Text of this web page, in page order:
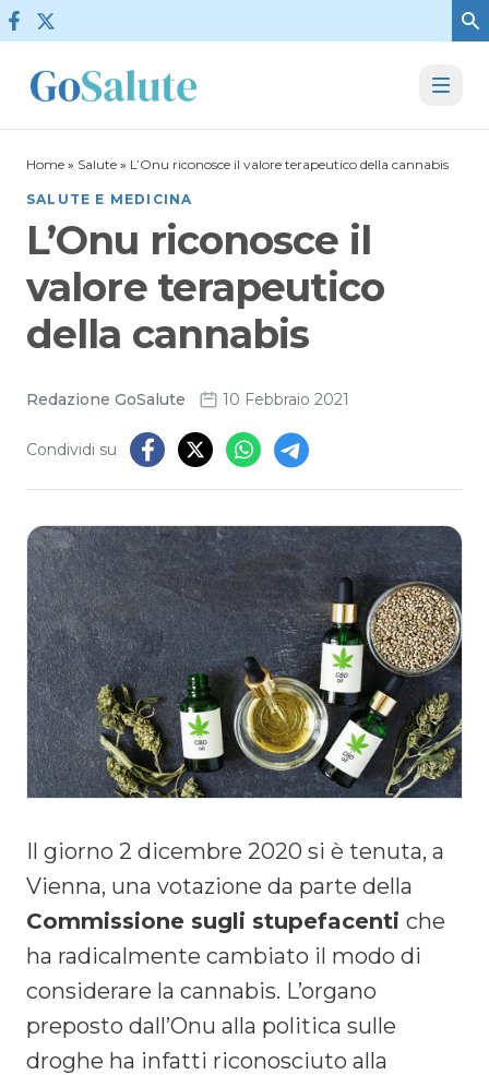
Vai al contenuto
Home » Salute » L’Onu riconosce il valore terapeutico della cannabis
SALUTE E MEDICINA
L’Onu riconosce il
valore terapeutico
della cannabis
Redazione GoSalute 10 Febbraio 2021
Condividi su
Il giorno 2 dicembre 2020 si è tenuta, a
Vienna, una votazione da parte della
Commissione sugli stupefacenti che
ha radicalmente cambiato il modo di
considerare la cannabis. L’organo
preposto dall’Onu alla politica sulle
droghe ha infatti riconosciuto alla